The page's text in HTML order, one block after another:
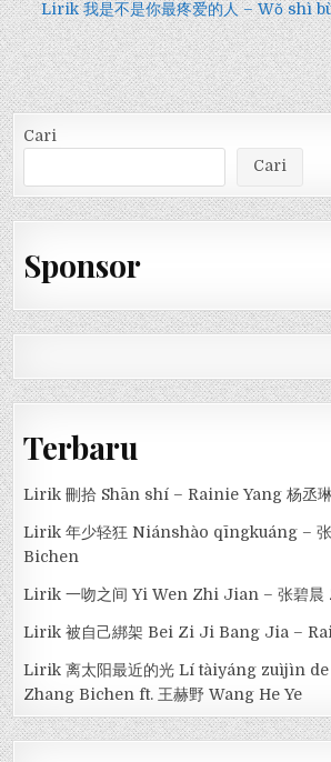
posLirik 我是不是你最疼爱的人 – Wǒ shì
Cari
Cari
Sponsor
Terbaru
Lirik 刪拾 Shān shí – Rainie Yang 杨丞琳
Lirik 年少轻狂 Niánshào qīngkuáng –
Bichen
Lirik 一吻之间 Yi Wen Zhi Jian – 张碧
Lirik 被自己綁架 Bei Zi Ji Bang Jia –
Lirik 离太阳最近的光 Lí tàiyáng zuìjìn de
Zhang Bichen ft. 王赫野 Wang He Ye